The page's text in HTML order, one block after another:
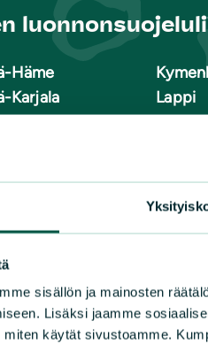
sisällön ja mainosten
Lisäksi jaamme
käytät sivustoamme.
Häme
Karjala
Lappi